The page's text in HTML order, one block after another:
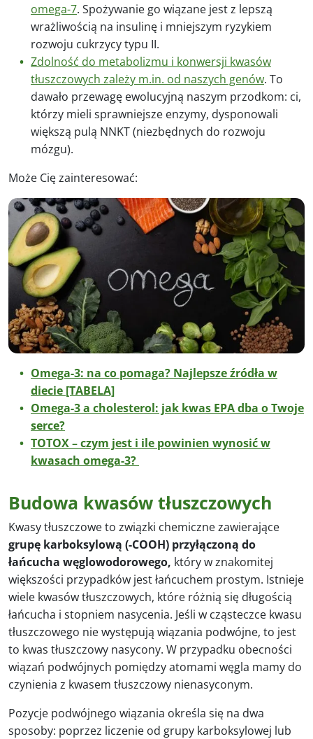
omega-7. Spożywanie go wiązane jest z lepszą
wrażliwością na insulinę i mniejszym ryzykiem
rozwoju cukrzycy typu II.
Zdolność do metabolizmu i konwersji kwasów
tłuszczowych zależy m.in. od naszych genów. To
dawało przewagę ewolucyjną naszym przodkom: ci,
którzy mieli sprawniejsze enzymy, dysponowali
większą pulą NNKT (niezbędnych do rozwoju
mózgu).
Może Cię zainteresować:
Omega-3: na co pomaga? Najlepsze źródła w
diecie [TABELA]
Omega-3 a cholesterol: jak kwas EPA dba o Twoje
serce?
TOTOX – czym jest i ile powinien wynosić w
kwasach omega-3?
Budowa kwasów tłuszczowych
Kwasy tłuszczowe to związki chemiczne zawierające
grupę karboksylową (-COOH) przyłączoną do
łańcucha węglowodorowego, który w znakomitej
większości przypadków jest łańcuchem prostym. Istnieje
wiele kwasów tłuszczowych, które różnią się długością
łańcucha i stopniem nasycenia. Jeśli w cząsteczce kwasu
tłuszczowego nie występują wiązania podwójne, to jest
to kwas tłuszczowy nasycony. W przypadku obecności
wiązań podwójnych pomiędzy atomami węgla mamy do
czynienia z kwasem tłuszczowy nienasyconym.
Pozycje podwójnego wiązania określa się na dwa
sposoby: poprzez liczenie od grupy karboksylowej lub